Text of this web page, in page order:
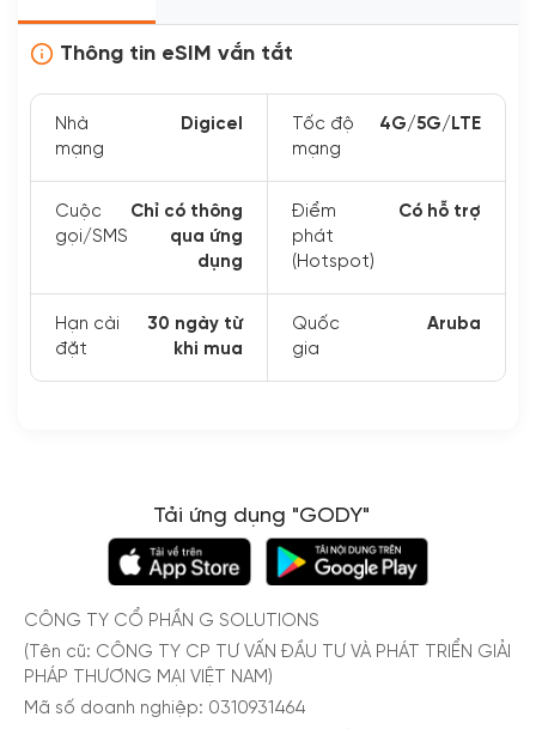
Thông tin eSIM vắn tắt
Nhà
mạng
Digicel
Tốc độ
mạng
4G/5G/LTE
Cuộc
gọi/SMS
Chỉ có thông
qua ứng
dụng
Điểm
phát
(Hotspot)
Có hỗ trợ
Hạn cài
đặt
30 ngày từ
khi mua
Quốc
gia
Aruba
Tải ứng dụng "GODY"
CÔNG TY CỔ PHẦN G SOLUTIONS
(Tên cũ: CÔNG TY CP TƯ VẤN ĐẦU TƯ VÀ PHÁT TRIỂN GIẢI
PHÁP THƯƠNG MẠI VIỆT NAM)
Mã số doanh nghiệp: 0310931464